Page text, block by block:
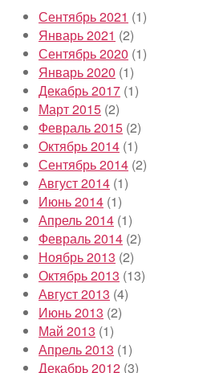
Сентябрь 2021 (1)
Январь 2021 (2)
Сентябрь 2020 (1)
Январь 2020 (1)
Декабрь 2017 (1)
Март 2015 (2)
Февраль 2015 (2)
Октябрь 2014 (1)
Сентябрь 2014 (2)
Август 2014 (1)
Июнь 2014 (1)
Апрель 2014 (1)
Февраль 2014 (2)
Ноябрь 2013 (2)
Октябрь 2013 (13)
Август 2013 (4)
Июнь 2013 (2)
Май 2013 (1)
Апрель 2013 (1)
Декабрь 2012 (3)